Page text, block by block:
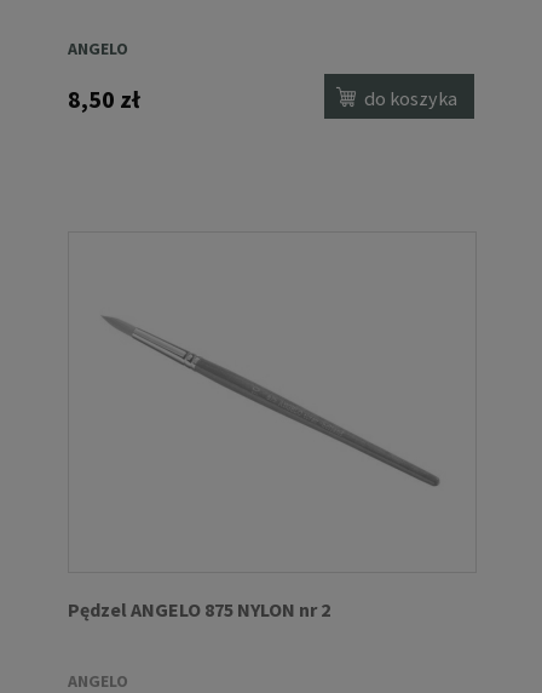
ANGELO
8,50 zł do koszyka
Pędzel ANGELO 875 NYLON nr 2
ANGELO